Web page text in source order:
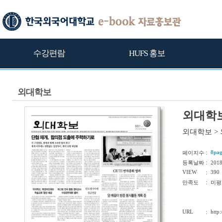
수강편람 HUFS 홍보
외대학보
외대학
외대학보 >
페이지수 :
등록날짜 :
VIEW
:
390
만족도
: 미
URL :